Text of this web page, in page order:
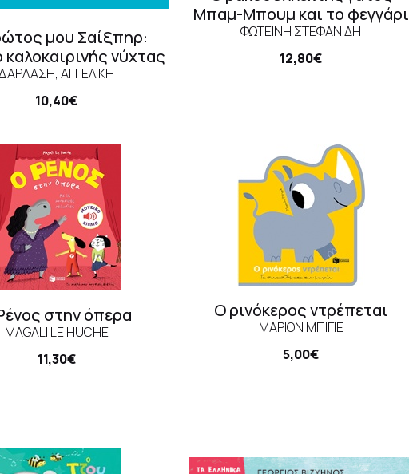
μου Σαίξπηρ:
νύχτας
ΑΓΓΕΛΙΚΉ
10,40€
Μπαμ-Μπουμ και το φεγγάρι
ΦΩΤΕΙΝΉ ΣΤΕΦΑΝΊΔΗ
12,80€
στην όπερα
MAGALI LE HUCHE
11,30€
Ο ρινόκερος ντρέπεται
ΜΑΡΙΌΝ ΜΠΙΓΙΈ
5,00€